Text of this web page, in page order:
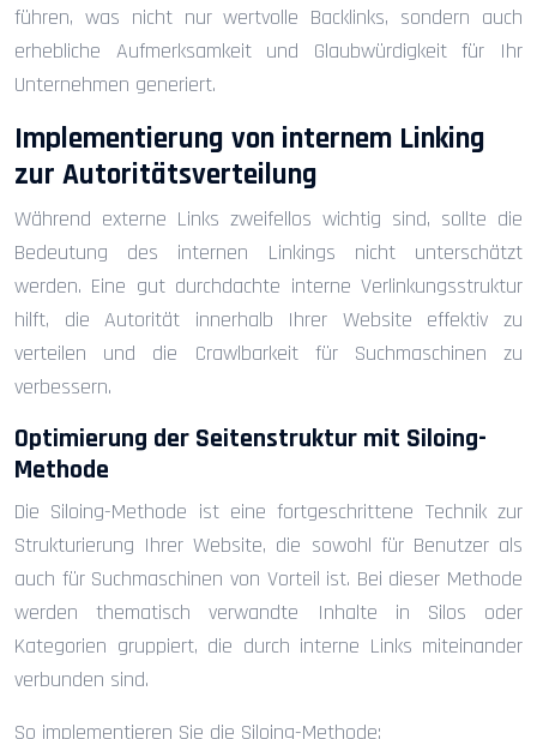
führen, was nicht nur wertvolle Backlinks, sondern auch
erhebliche Aufmerksamkeit und Glaubwürdigkeit für Ihr
Unternehmen generiert.
Implementierung von internem Linking
zur Autoritätsverteilung
Während externe Links zweifellos wichtig sind, sollte die
Bedeutung des internen Linkings nicht unterschätzt
werden. Eine gut durchdachte interne Verlinkungsstruktur
hilft, die Autorität innerhalb Ihrer Website effektiv zu
verteilen und die Crawlbarkeit für Suchmaschinen zu
verbessern.
Optimierung der Seitenstruktur mit Siloing-
Methode
Die Siloing-Methode ist eine fortgeschrittene Technik zur
Strukturierung Ihrer Website, die sowohl für Benutzer als
auch für Suchmaschinen von Vorteil ist. Bei dieser Methode
werden thematisch verwandte Inhalte in Silos oder
Kategorien gruppiert, die durch interne Links miteinander
verbunden sind.
So implementieren Sie die Siloing-Methode: